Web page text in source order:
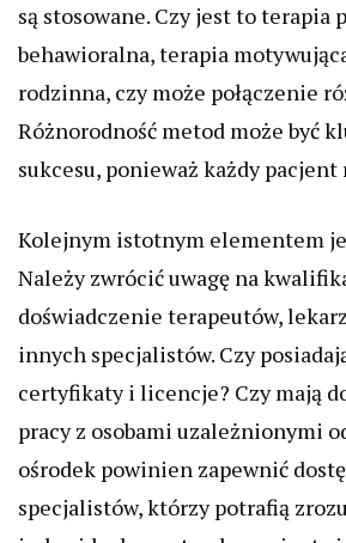
są stosowane. Czy jest to terapia
behawioralna, terapia
rodzinna, czy może połączenie
Różnorodność metod może być
sukcesu, ponieważ każdy
Kolejnym istotnym elementem
Należy zwrócić uwagę na
doświadczenie terapeutów,
innych specjalistów. Czy
certyfikaty i licencje? Czy mają
pracy z osobami uzależnionymi
ośrodek powinien zapewnić
specjalistów, którzy potrafią